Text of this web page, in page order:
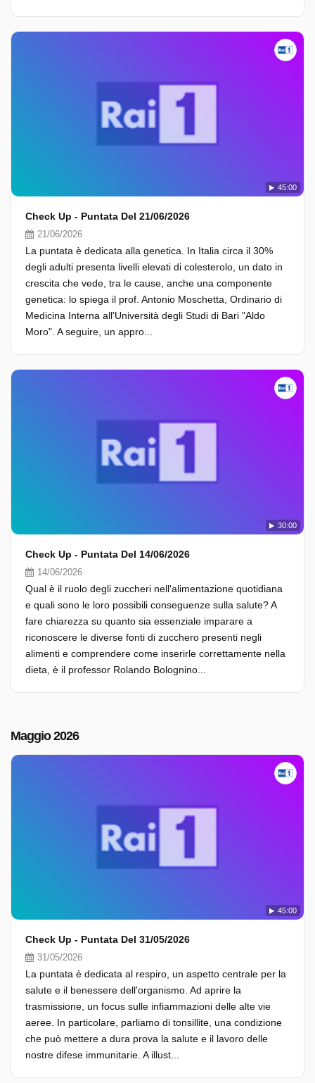
45:00
Check Up - Puntata Del 21/06/2026
21/06/2026
La puntata è dedicata alla genetica. In Italia circa il 30%
degli adulti presenta livelli elevati di colesterolo, un dato in
crescita che vede, tra le cause, anche una componente
genetica: lo spiega il prof. Antonio Moschetta, Ordinario di
Medicina Interna all'Università degli Studi di Bari "Aldo
Moro". A seguire, un appro...
30:00
Check Up - Puntata Del 14/06/2026
14/06/2026
Qual è il ruolo degli zuccheri nell'alimentazione quotidiana
e quali sono le loro possibili conseguenze sulla salute? A
fare chiarezza su quanto sia essenziale imparare a
riconoscere le diverse fonti di zucchero presenti negli
alimenti e comprendere come inserirle correttamente nella
dieta, è il professor Rolando Bolognino...
Maggio 2026
45:00
Check Up - Puntata Del 31/05/2026
31/05/2026
La puntata è dedicata al respiro, un aspetto centrale per la
salute e il benessere dell'organismo. Ad aprire la
trasmissione, un focus sulle infiammazioni delle alte vie
aeree. In particolare, parliamo di tonsillite, una condizione
che può mettere a dura prova la salute e il lavoro delle
nostre difese immunitarie. A illust...